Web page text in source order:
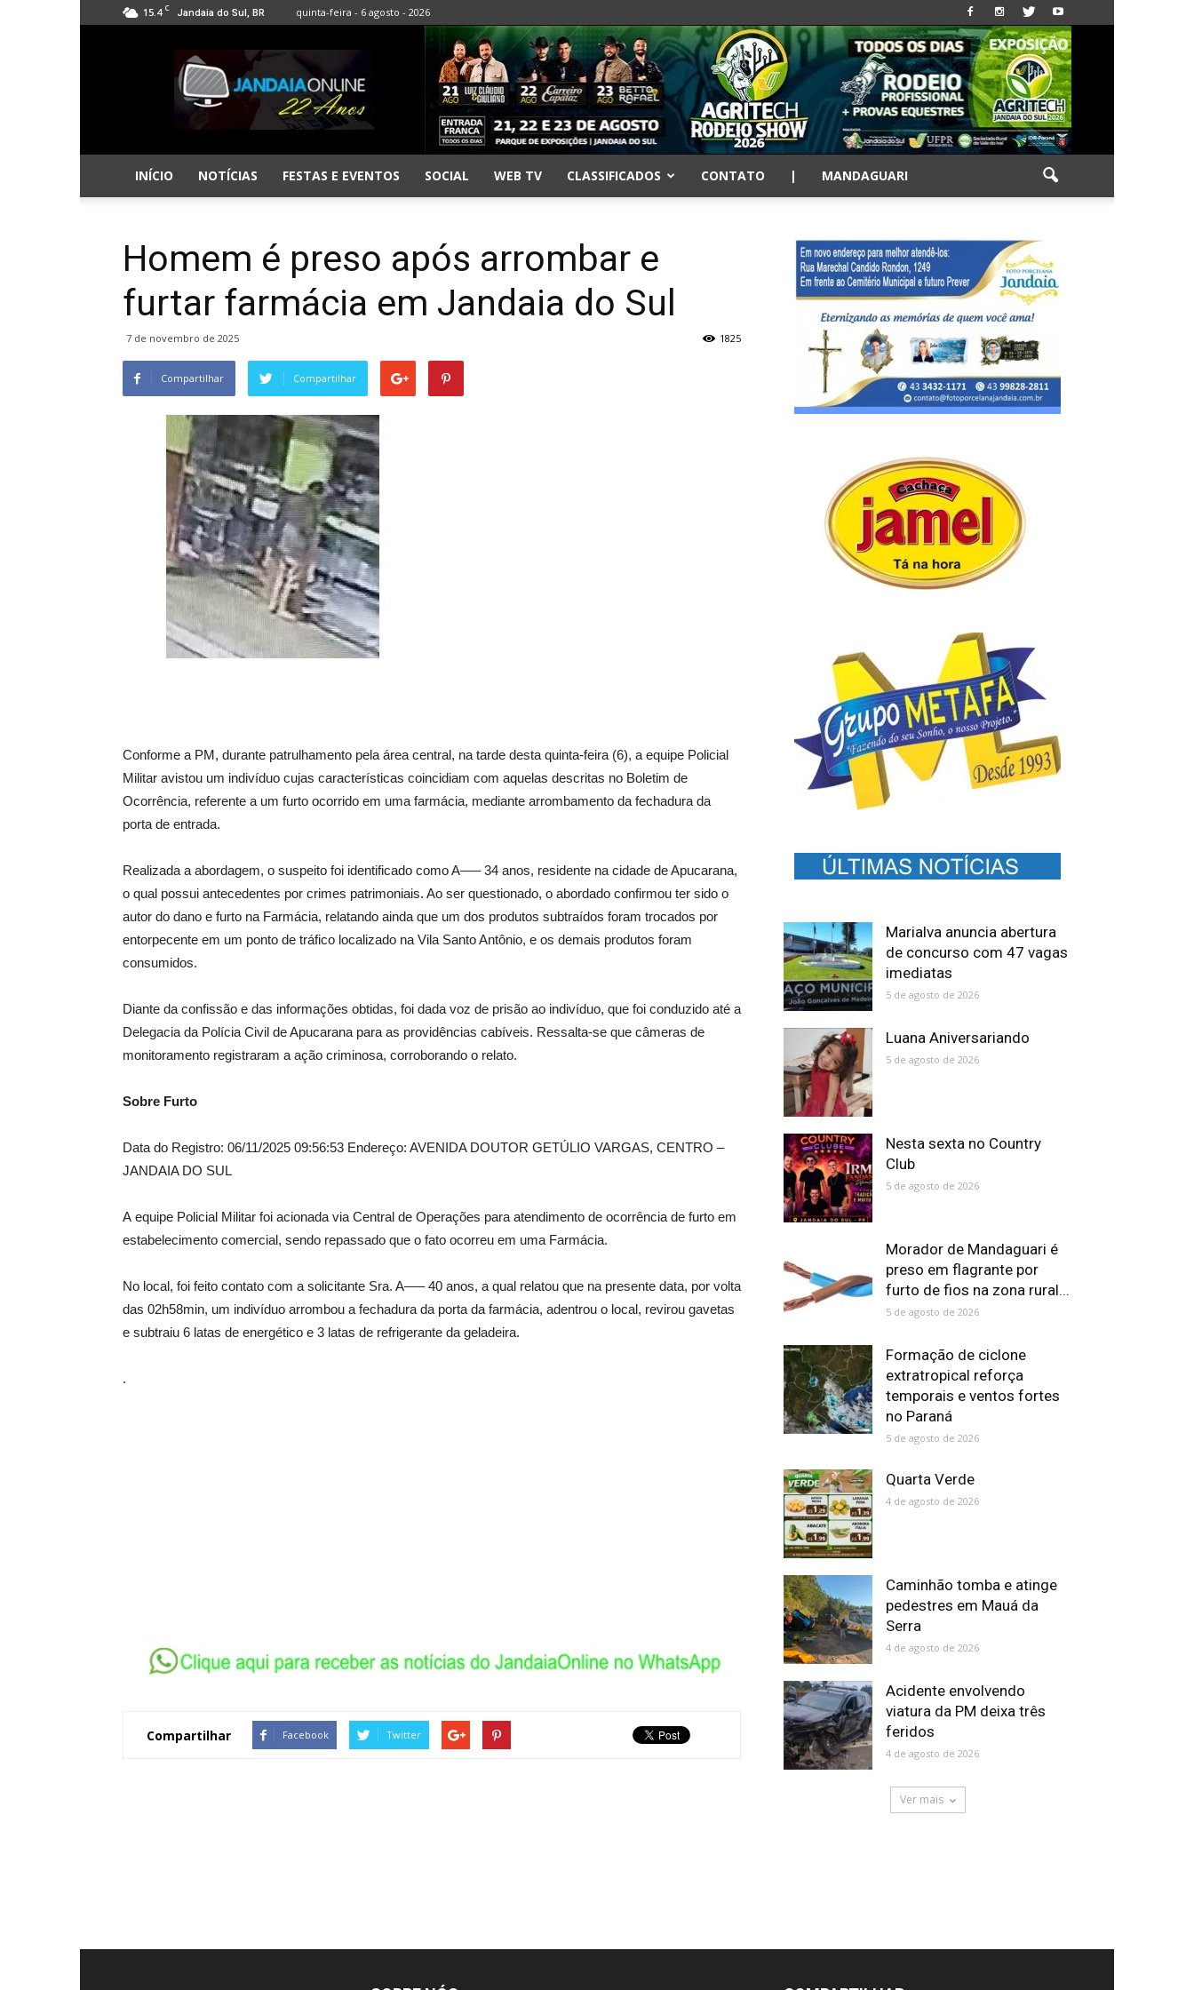
15.4 C Jandaia do Sul, BR quinta-feira - 6 agosto - 2026
Jandaia
Online
INÍCIO NOTÍCIAS FESTAS E EVENTOS SOCIAL WEB TV CLASSIFICADOS CONTATO | MANDAGUARI
Homem é preso após arrombar e
furtar farmácia em Jandaia do Sul
7 de novembro de 2025 1825
Compartilhar Compartilhar
Conforme a PM, durante patrulhamento pela área central, na tarde desta quinta-feira (6), a equipe Policial
Militar avistou um indivíduo cujas características coincidiam com aquelas descritas no Boletim de
Ocorrência, referente a um furto ocorrido em uma farmácia, mediante arrombamento da fechadura da
porta de entrada.
Realizada a abordagem, o suspeito foi identificado como A—– 34 anos, residente na cidade de Apucarana,
o qual possui antecedentes por crimes patrimoniais. Ao ser questionado, o abordado confirmou ter sido o
autor do dano e furto na Farmácia, relatando ainda que um dos produtos subtraídos foram trocados por
entorpecente em um ponto de tráfico localizado na Vila Santo Antônio, e os demais produtos foram
consumidos.
Diante da confissão e das informações obtidas, foi dada voz de prisão ao indivíduo, que foi conduzido até a
Delegacia da Polícia Civil de Apucarana para as providências cabíveis. Ressalta-se que câmeras de
monitoramento registraram a ação criminosa, corroborando o relato.
Sobre Furto
Data do Registro: 06/11/2025 09:56:53 Endereço: AVENIDA DOUTOR GETÚLIO VARGAS, CENTRO –
JANDAIA DO SUL
A equipe Policial Militar foi acionada via Central de Operações para atendimento de ocorrência de furto em
estabelecimento comercial, sendo repassado que o fato ocorreu em uma Farmácia.
No local, foi feito contato com a solicitante Sra. A—– 40 anos, a qual relatou que na presente data, por volta
das 02h58min, um indivíduo arrombou a fechadura da porta da farmácia, adentrou o local, revirou gavetas
e subtraiu 6 latas de energético e 3 latas de refrigerante da geladeira.
.
Compartilhar Facebook Twitter
Marialva anuncia abertura
de concurso com 47 vagas
imediatas
5 de agosto de 2026
Luana Aniversariando
5 de agosto de 2026
Nesta sexta no Country
Club
5 de agosto de 2026
Morador de Mandaguari é
preso em flagrante por
furto de fios na zona rural...
5 de agosto de 2026
Formação de ciclone
extratropical reforça
temporais e ventos fortes
no Paraná
5 de agosto de 2026
Quarta Verde
4 de agosto de 2026
Caminhão tomba e atinge
pedestres em Mauá da
Serra
4 de agosto de 2026
Acidente envolvendo
viatura da PM deixa três
feridos
4 de agosto de 2026
Ver mais